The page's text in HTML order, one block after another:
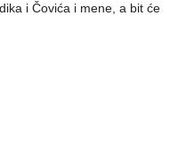
i Čovića i mene, a bit će